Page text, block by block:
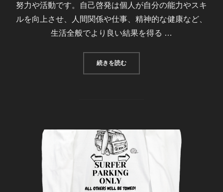
努力や活動です。自己啓発は個人が自分の能力やスキ
ルを向上させ、人間関係や仕事、精神的な健康など、
生活全般でより良い結果を得る …
続きを読む“自己啓発としてのインド占星術”